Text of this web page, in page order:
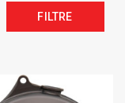
FILTRE